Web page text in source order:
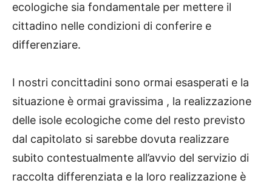
ecologiche sia fondamentale per mettere il
cittadino nelle condizioni di conferire e
differenziare.
I nostri concittadini sono ormai esasperati e la
situazione è ormai gravissima , la realizzazione
delle isole ecologiche come del resto previsto
dal capitolato si sarebbe dovuta realizzare
subito contestualmente all’avvio del servizio di
raccolta differenziata e la loro realizzazione è